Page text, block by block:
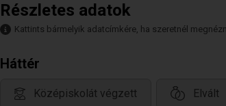
Részletes adatok
Kattints bármelyik adatcímkére, ha szeretnél
Háttér
Középiskolát végzett Elvált